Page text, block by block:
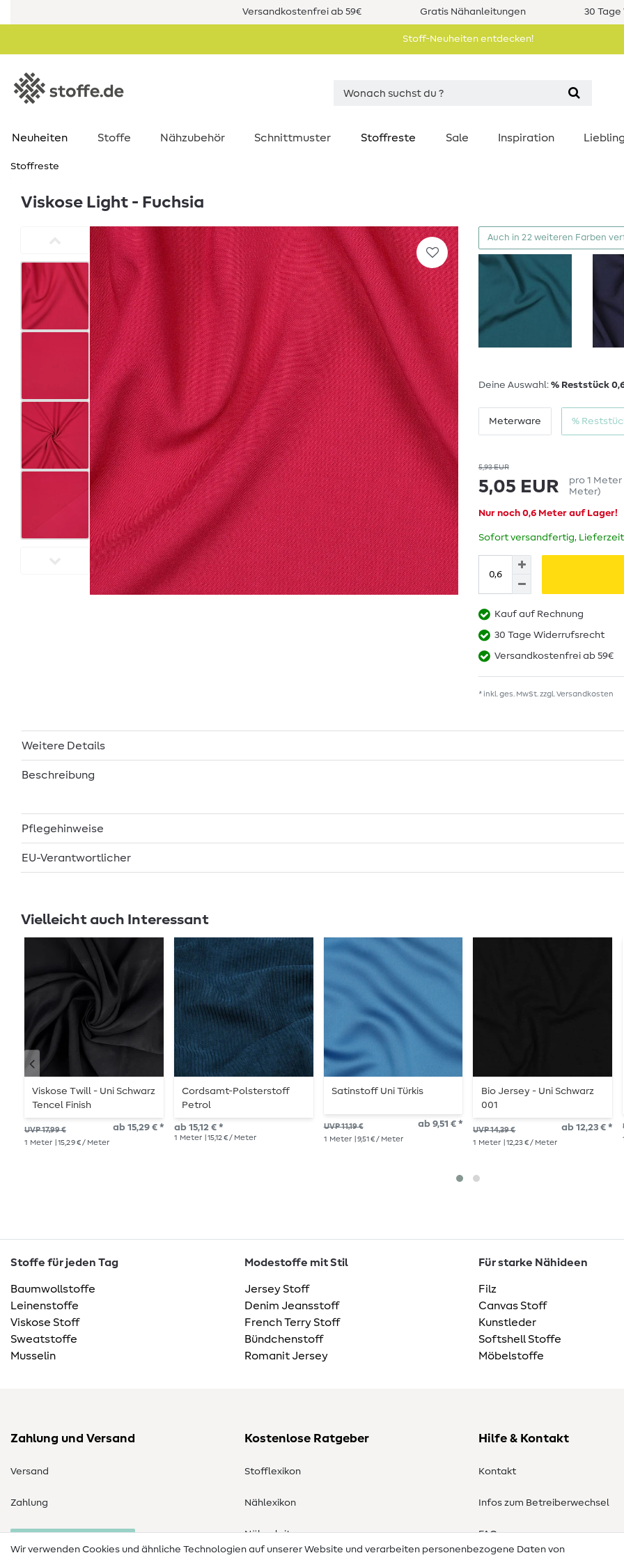
Versandkostenfrei ab 59€ Gratis Nähanleitungen 30
Stoff-Neuheiten entdecken!
Neuheiten Stoffe Nähzubehör Schnittmuster Stoffreste Sale Inspiration
Stoffreste
Viskose Light - Fuchsia
Auch in 22 weiteren Farben
Deine Auswahl: % Reststück
Meterware %
5,93 EUR
5,05 EUR pro 1 Meter
Meter)
Nur noch 0,6 Meter auf Lager!
Sofort versandfertig,
Kauf auf Rechnung
30 Tage Widerrufsrecht
Versandkostenfrei ab 59€
* inkl. ges. MwSt. zzgl.Versandkosten
Weitere Details
Beschreibung
Pflegehinweise
EU-Verantwortlicher
Vielleicht auch Interessant
Viskose Twill - Uni Schwarz
Tencel Finish
UVP 17,99 € ab 15,29 € *
1 Meter | 15,29 € / Meter
Cordsamt-Polsterstoff
Petrol
ab 15,12 € *
1 Meter | 15,12 € / Meter
Satinstoff Uni Türkis
UVP 11,19 € ab 9,51 € *
1 Meter | 9,51 € / Meter
Bio Jersey - Uni Schwarz
001
UVP 14,39 € ab 12,23 € *
1 Meter | 12,23 € / Meter 1
Stoffe für jeden Tag
Baumwollstoffe
Leinenstoffe
Viskose Stoff
Sweatstoffe
Musselin
Modestoffe mit Stil
Jersey Stoff
Denim Jeansstoff
French Terry Stoff
Bündchenstoff
Romanit Jersey
Für starke Nähideen
Filz
Canvas Stoff
Kunstleder
Softshell Stoffe
Möbelstoffe
Zahlung und Versand
Versand
Zahlung
Kostenlose Ratgeber
Stofflexikon
Nählexikon
Nähanleitungen
Hilfe & Kontakt
Kontakt
Infos zum Betreiberwechsel
FAQ
Wir verwenden Cookies und ähnliche Technologien auf unserer Website und verarbeiten personenbezogene Daten von